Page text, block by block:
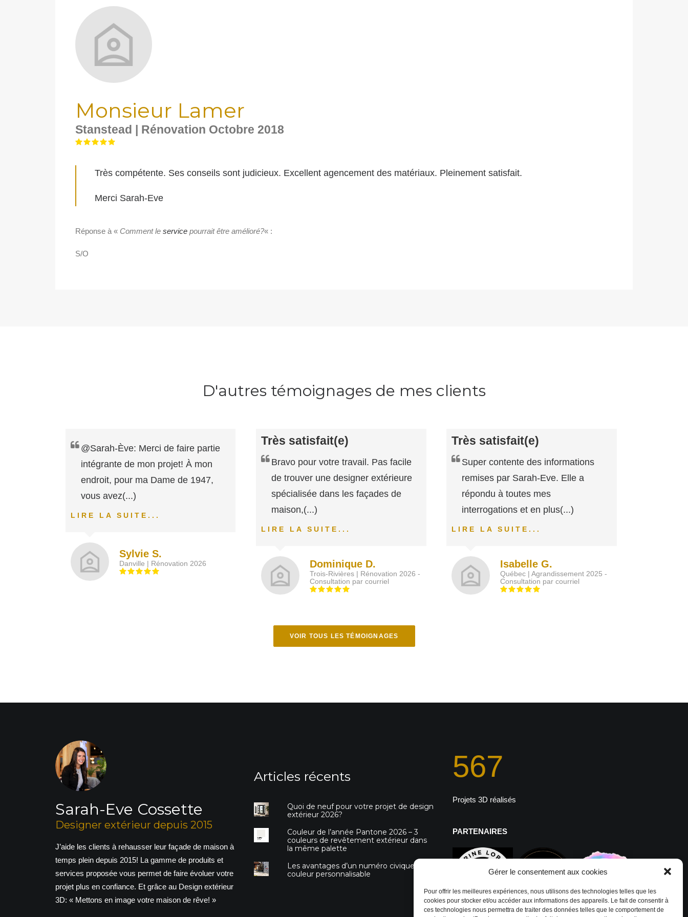
Gérer le consentement aux cookies
Pour offrir les meilleures expériences, nous utilisons des technologies telles que les
cookies pour stocker et/ou accéder aux informations des appareils. Le fait de consentir à
ces technologies nous permettra de traiter des données telles que le comportement de
Monsieur Lamer
Stanstead | Rénovation Octobre 2018
Très compétente. Ses conseils sont judicieux. Excellent agencement des matériaux. Pleinement satisfait.
Merci Sarah-Eve
Réponse à « Comment le service pourrait être amélioré?« :
S/O
D'autres témoignages de mes clients
@Sarah-Ève: Merci de faire partie
intégrante de mon projet! À mon
endroit, pour ma Dame de 1947,
vous avez(...)
LIRE LA SUITE...
Sylvie S.
Danville | Rénovation 2026
Très satisfait(e)
Bravo pour votre travail. Pas facile
de trouver une designer extérieure
spécialisée dans les façades de
maison,(...)
LIRE LA SUITE...
Dominique D.
Trois-Rivières | Rénovation 2026 -
Consultation par courriel
Très satisfait(e)
Super contente des informations
remises par Sarah-Eve. Elle a
répondu à toutes mes
interrogations et en plus(...)
LIRE LA SUITE...
Isabelle G.
Québec | Agrandissement 2025 -
Consultation par courriel
VOIR TOUS LES TÉMOIGNAGES
Sarah-Eve Cossette
Designer extérieur depuis 2015
J’aide les clients à rehausser leur façade de maison à
temps plein depuis 2015! La gamme de produits et
services proposée vous permet de faire évoluer votre
projet plus en confiance. Et grâce au Design extérieur
3D: « Mettons en image votre maison de rêve! »
Articles récents
Quoi de neuf pour votre projet de design
extérieur 2026?
Couleur de l’année Pantone 2026 – 3
couleurs de revêtement extérieur dans
la même palette
Les avantages d’un numéro civique de
couleur personnalisable
567
Projets 3D réalisés
PARTENAIRES